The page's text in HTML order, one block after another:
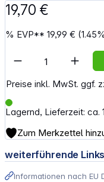
19,70 €
% EVP**19,99 €
Preise inkl. MwSt. ggf.
Lagernd, Lieferzeit: ca.
Artikel Anzahl:
Zum Merkzettel
weiterführende Links
Informationen nach EU